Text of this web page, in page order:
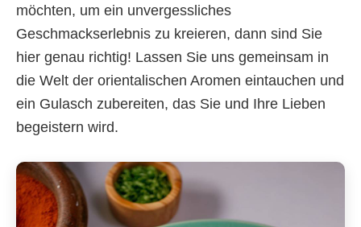
möchten, um ein unvergessliches
Geschmackserlebnis zu kreieren, dann sind Sie
hier genau richtig! Lassen Sie uns gemeinsam in
die Welt der orientalischen Aromen eintauchen und
ein Gulasch zubereiten, das Sie und Ihre Lieben
begeistern wird.